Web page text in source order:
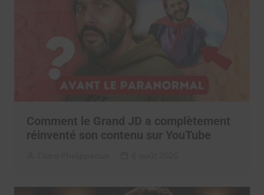
Comment le Grand JD a complètement
réinventé son contenu sur YouTube